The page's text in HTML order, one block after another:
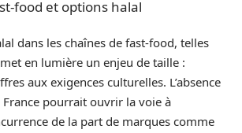
food et options halal
dans les chaînes de fast-food, telles
en lumière un enjeu de taille :
aux exigences culturelles. L’absence
France pourrait ouvrir la voie à
de la part de marques comme